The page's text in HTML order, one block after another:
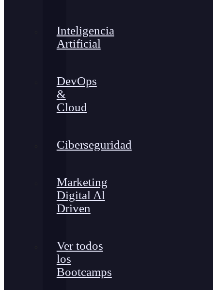
Inteligencia
Artificial
DevOps
&
Cloud
Ciberseguridad
Marketing
Digital Al
Driven
Ver todos
los
Bootcamps